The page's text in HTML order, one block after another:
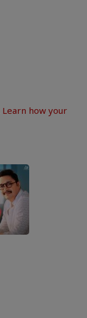
Learn how your